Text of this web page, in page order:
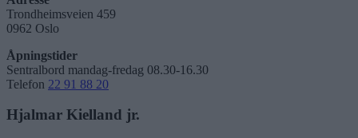
Trondheimsveien 459
0962 Oslo
Åpningstider
Sentralbord mandag-fredag 08.30-16.30
Telefon 22 91 88 20
Hjalmar Kielland jr.